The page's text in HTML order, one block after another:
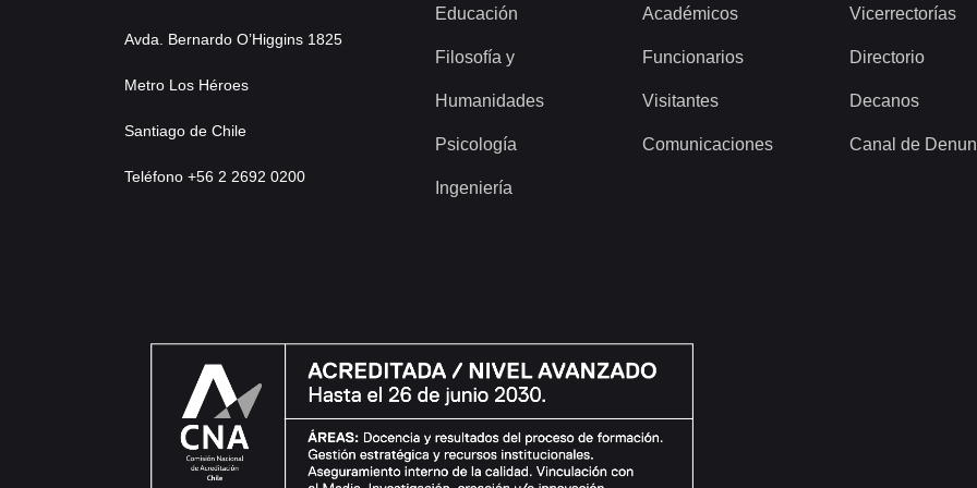
Avda. Bernardo O’Higgins 1825
Metro Los Héroes
Santiago de Chile
Teléfono +56 2 2692 0200
Educación
Filosofía y
Humanidades
Psicología
Ingeniería
Académicos
Funcionarios
Visitantes
Comunicaciones
Vicerrectorías
Directorio
Decanos
Canal de